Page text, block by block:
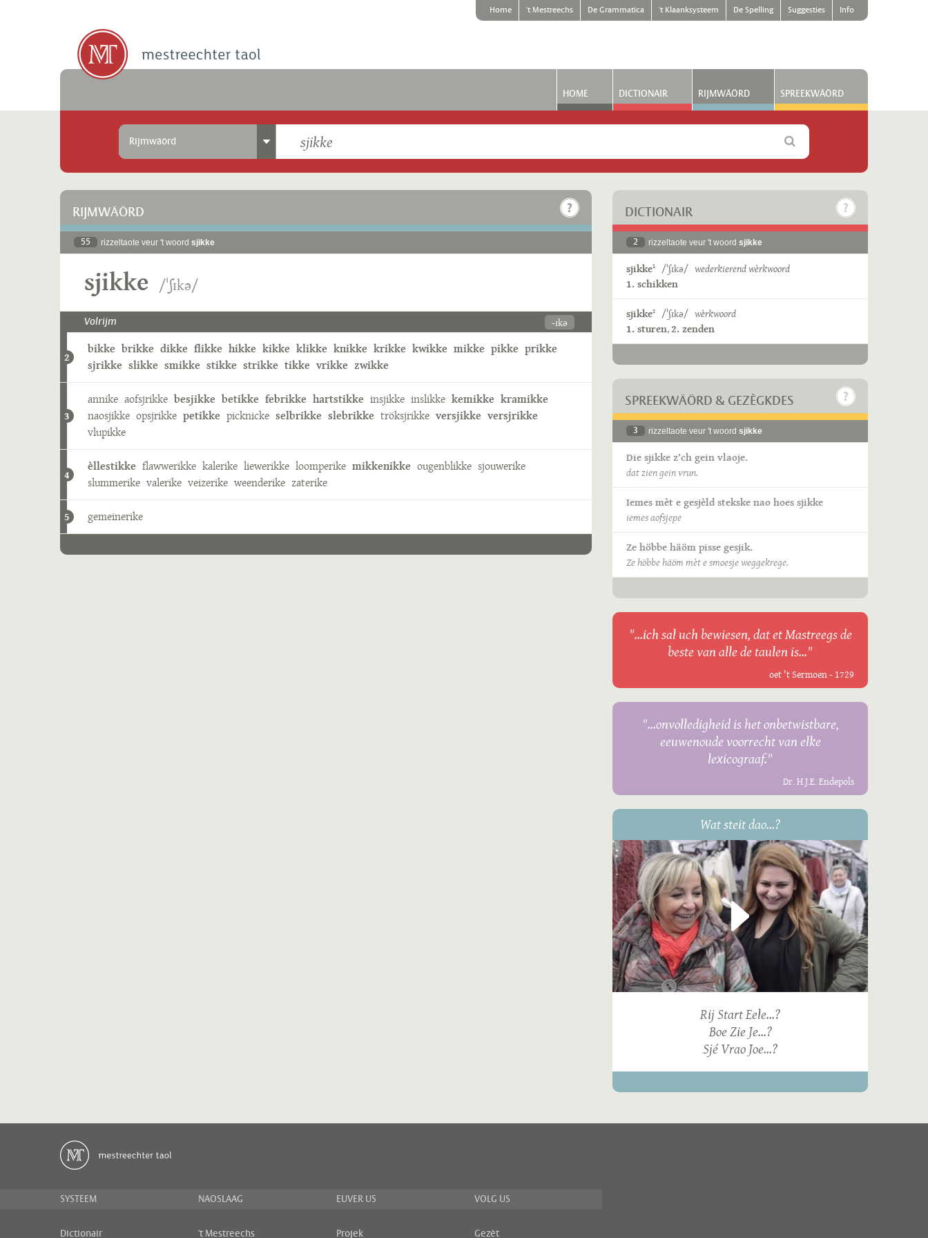
Home 't Mestreechs De Grammatica 't Klaanksysteem De Spelling Suggesties Info
HOME DICTIONAIR RIJMWÄÖRD SPREEKWÄÖRD
Rijmwäörd
RIJMWÄÖRD
55 rizzeltaote veur 't woord sjikke
sjikke /ˈʃɪkə/
Volrijm -ɪkə
2
bikke brikke dikke flikke hikke kikke klikke knikke krikke kwikke mikke pikke prikke
sjrikke slikke smikke stikke strikke tikke vrikke zwikke
3
annike aofsjrikke besjikke betikke febrikke hartstikke insjikke inslikke kemikke kramikke
naosjikke opsjrikke petikke picknicke selbrikke slebrikke tröksjrikke versjikke versjrikke
vlupikke
4
èllestikke flawwerikke kalerike liewerikke loomperike mikkenikke ougenblikke sjouwerike
slummerike valerike veizerike weenderike zaterike
5 gemeinerike
DICTIONAIR
2 rizzeltaote veur 't woord sjikke
sjikke1 /ˈʃɪkə/ wederkierend wèrkwoord
1. schikken
sjikke2 /ˈʃɪkə/ wèrkwoord
1. sturen,2. zenden
SPREEKWÄÖRD & GEZÈGKDES
3 rizzeltaote veur 't woord sjikke
Die sjikke z’ch gein vlaoje.
dat zien gein vrun.
Iemes mèt e gesjèld stekske nao hoes sjikke
iemes aofsjepe
Ze höbbe häöm pisse gesjik.
Ze höbbe häöm mèt e smoesje weggekrege.
"...ich sal uch bewiesen, dat et Mastreegs de
beste van alle de taulen is..."
oet 't Sermoen - 1729
"...onvolledigheid is het onbetwistbare,
eeuwenoude voorrecht van elke
lexicograaf."
Dr. H.J.E. Endepols
Wat steit dao...?
Rij Start Eele...?
Boe Zie Je...?
Sjé Vrao Joe...?
SYSTEEM
Dictionair
NAOSLAAG
't Mestreechs
EUVER US
Projek
VOLG US
Gezèt